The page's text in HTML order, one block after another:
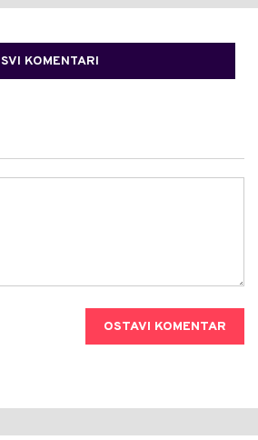
SVI KOMENTARI
OSTAVI KOMENTAR